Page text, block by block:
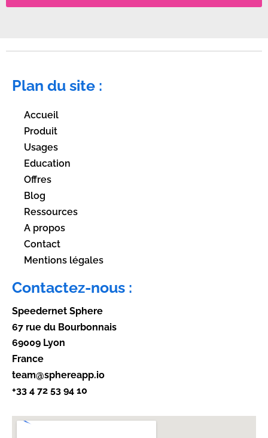
Plan du site :
Accueil
Produit
Usages
Education
Offres
Blog
Ressources
A propos
Contact
Mentions légales
Contactez-nous :
Speedernet Sphere
67 rue du Bourbonnais
69009 Lyon
France
team@sphereapp.io
+33 4 72 53 94 10